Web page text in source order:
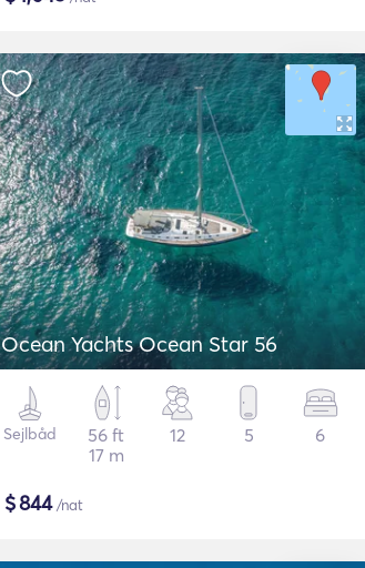
Ocean Yachts Ocean Star 56
Sejlbåd
56 ft
17 m
12 5 6
$844/nat